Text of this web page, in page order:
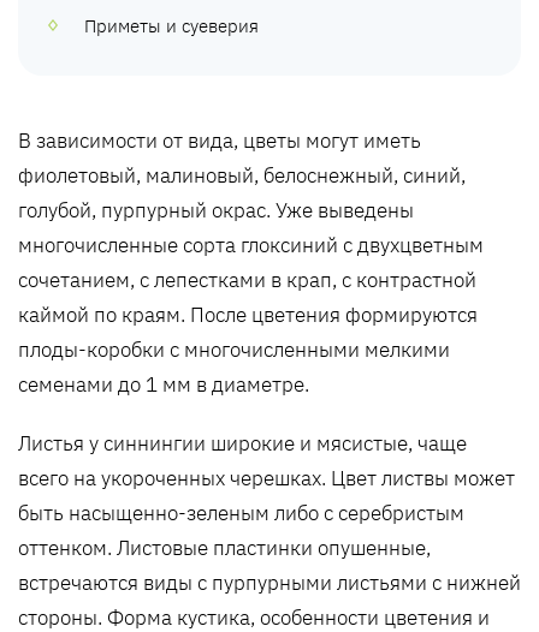
Приметы и суеверия
В зависимости от вида, цветы могут иметь
фиолетовый, малиновый, белоснежный, синий,
голубой, пурпурный окрас. Уже выведены
многочисленные сорта глоксиний с двухцветным
сочетанием, с лепестками в крап, с контрастной
каймой по краям. После цветения формируются
плоды-коробки с многочисленными мелкими
семенами до 1 мм в диаметре.
Листья у синнингии широкие и мясистые, чаще
всего на укороченных черешках. Цвет листвы может
быть насыщенно-зеленым либо с серебристым
оттенком. Листовые пластинки опушенные,
встречаются виды с пурпурными листьями с нижней
стороны. Форма кустика, особенности цветения и